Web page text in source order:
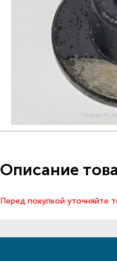
Наведите
Описание
Перед покупкой уточняйте